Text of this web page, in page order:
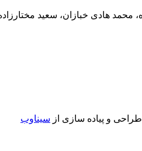
محمد هادی خبازان، سعید
طراحی و پیاده سازی از سیناوب